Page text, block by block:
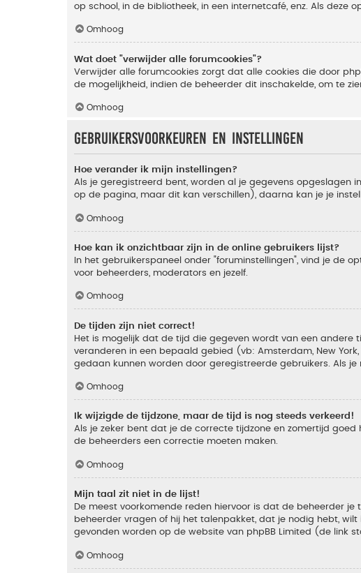
op school, in de bibliotheek, in een internetcafé, enz. Als deze
Omhoog
Wat doet "verwijder alle forumcookies"?
Verwijder alle forumcookies zorgt dat alle cookies die door
de mogelijkheid, indien de beheerder dit inschakelde, om te
Omhoog
Gebruikersvoorkeuren en instellingen
Hoe verander ik mijn instellingen?
Als je geregistreerd bent, worden al je gegevens opgeslagen
op de pagina, maar dit kan verschillen), daarna kan je je
Omhoog
Hoe kan ik onzichtbaar zijn in de online gebruikers lijst?
In het gebruikerspaneel onder "foruminstellingen", vind je de
voor beheerders, moderators en jezelf.
Omhoog
De tijden zijn niet correct!
Het is mogelijk dat de tijd die gegeven wordt van een andere
veranderen in een bepaald gebied (vb: Amsterdam, New
gedaan kunnen worden door geregistreerde gebruikers. Als
Omhoog
Ik wijzigde de tijdzone, maar de tijd is nog steeds verkeerd!
Als je zeker bent dat je de correcte tijdzone en zomertijd
de beheerders een correctie moeten maken.
Omhoog
Mijn taal zit niet in de lijst!
De meest voorkomende reden hiervoor is dat de beheerder
beheerder vragen of hij het talenpakket, dat je nodig hebt,
gevonden worden op de website van phpBB Limited (de link
Omhoog